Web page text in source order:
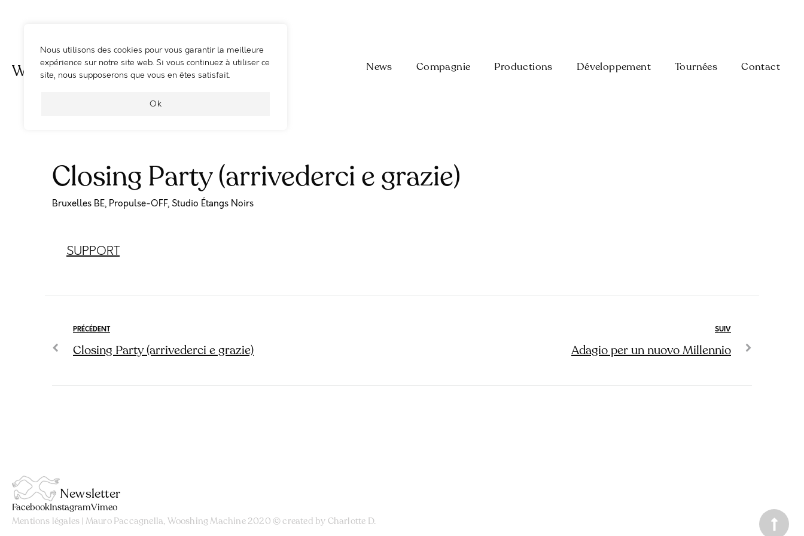
Nous utilisons des cookies pour vous garantir la meilleure
expérience sur notre site web. Si vous continuez à utiliser ce
site, nous supposerons que vous en êtes satisfait.
Ok
WOOSHING MACHINE News Compagnie Productions Développement Tournées Contact
Closing Party (arrivederci e grazie)
Bruxelles BE, Propulse-OFF, Studio Étangs Noirs
SUPPORT
PRÉCÉDENT
Closing Party (arrivederci e grazie)
SUIV
Adagio per un nuovo Millennio
Newsletter
FacebookInstagramVimeo
Mentions légales | Mauro Paccagnella, Wooshing Machine 2020 © created by Charlotte D.